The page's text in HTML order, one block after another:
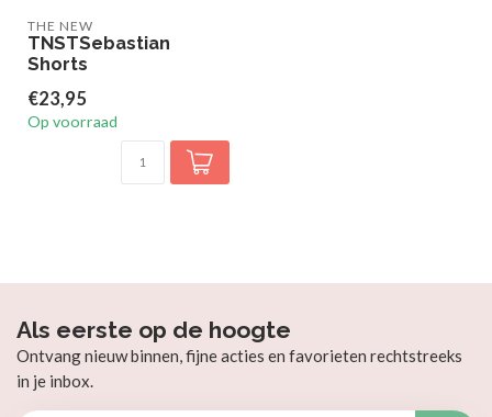
THE NEW
TNSTSebastian
Shorts
€23,95
Op voorraad
Als eerste op de hoogte
Ontvang nieuw binnen, fijne acties en favorieten rechtstreeks
in je inbox.